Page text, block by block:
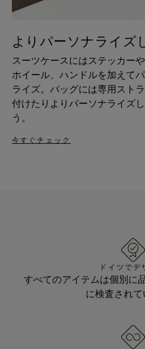
よりパーソナライズ
スーツケースにはステッカーや
ホイール、ハンドルを加えて
ライズ。バッグには専用スト
付けたりよりパーソナライズ
う。
今すぐチェック
ドイツでデ
すべてのアイテムは個別に
に検査されて